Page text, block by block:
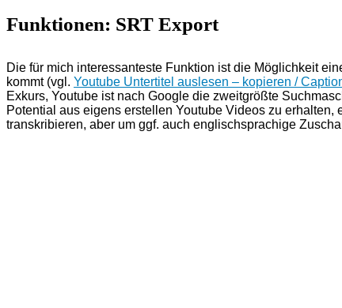
Funktionen: SRT Export
Die für mich interessanteste Funktion ist die Möglichkeit
kommt (vgl. Youtube Untertitel auslesen – kopieren /
Exkurs, Youtube ist nach Google die zweitgrößte
Potential aus eigens erstellen Youtube Videos zu
transkribieren, aber um ggf. auch englischsprachige